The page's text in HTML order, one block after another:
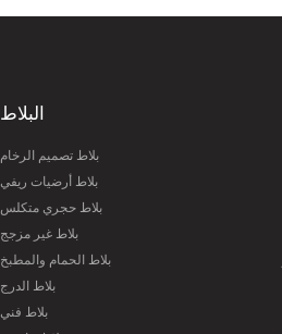
البلاط
بلاط تصميم الرخام
بلاط أرضيات ريفي
بلاط حجري متكلس
بلاط غير مزجج
بلاط الحمام والمطبخ
بلاط الدرج
بلاط فني